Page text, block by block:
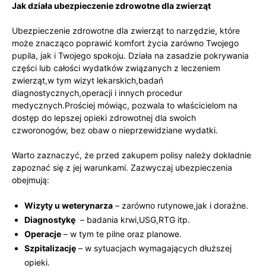
Jak działa ⁢ubezpieczenie zdrowotne dla zwierząt
Ubezpieczenie zdrowotne dla‌ zwierząt to narzędzie, które
może‌ znacząco poprawić komfort życia⁢ zarówno Twojego
pupila, jak i Twojego spokoju. Działa na zasadzie pokrywania
części lub całości wydatków związanych z leczeniem
zwierząt,w tym wizyt ⁢lekarskich,badań
diagnostycznych,operacji i innych procedur
medycznych.Prościej mówiąc,⁤ pozwala to właścicielom na⁣
dostęp ‌do lepszej opieki zdrowotnej dla swoich
czworonogów, bez ​obaw o nieprzewidziane wydatki.
Warto zaznaczyć, że przed zakupem polisy należy dokładnie
zapoznać się z‌ jej warunkami. Zazwyczaj ubezpieczenia
obejmują:
Wizyty u weterynarza – zarówno rutynowe,jak i doraźne.
Diagnostykę ‍ – badania krwi,USG,RTG itp.
Operacje – w tym te ⁤pilne⁢ oraz planowe.
Szpitalizację –⁤ w sytuacjach wymagających‌ dłuższej
opieki.